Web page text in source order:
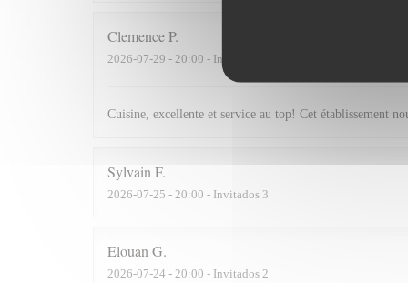
ClemenceP
2026-07-29 - 20:00 - Invitados 2
Cuisine, excellente et service au top! Cet établissement
Sylvain F
2026-07-25 - 20:00 - Invitados 3
Elouan G
2026-07-24 - 20:00 - Invitados 2